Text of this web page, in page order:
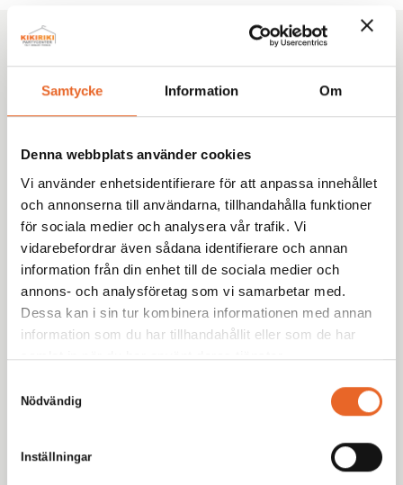
Samtycke Information Om
Denna webbplats använder cookies
Vi använder enhetsidentifierare för att anpassa innehållet
och annonserna till användarna, tillhandahålla funktioner
för sociala medier och analysera vår trafik. Vi
vidarebefordrar även sådana identifierare och annan
information från din enhet till de sociala medier och
annons- och analysföretag som vi samarbetar med.
Dessa kan i sin tur kombinera informationen med annan
information som du har tillhandahållit eller som de har
samlat in när du har använt deras tjänster.
Nödvändig
Inställningar
med omnejd med uthyrning av tält, möbler och porslin
till fester, bröllop och företagsevent. Tryggt. Proffsigt.
Meny
Hyr produkter
Inspiration
Eventbloggen
Kundservice